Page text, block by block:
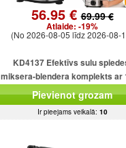
56.95 €69.99 €
Atlaide: -19%
(No 2026-08-05 līdz 2026-08-
KD4137 Efektīvs sulu
miksera-blendera komplekts ar
ml ietilpību un 1500 W
Pievienot grozam
Ir pieejams veikalā: 10